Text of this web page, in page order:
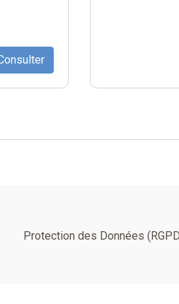
Protection des Données